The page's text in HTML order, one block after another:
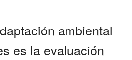
ambiental
es la evaluación